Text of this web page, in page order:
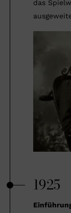
das
1925